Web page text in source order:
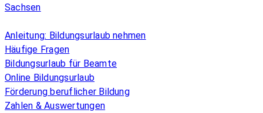
Sachsen
Anleitung: Bildungsurlaub nehmen
Häufige Fragen
Bildungsurlaub für Beamte
Online Bildungsurlaub
Förderung beruflicher Bildung
Zahlen & Auswertungen